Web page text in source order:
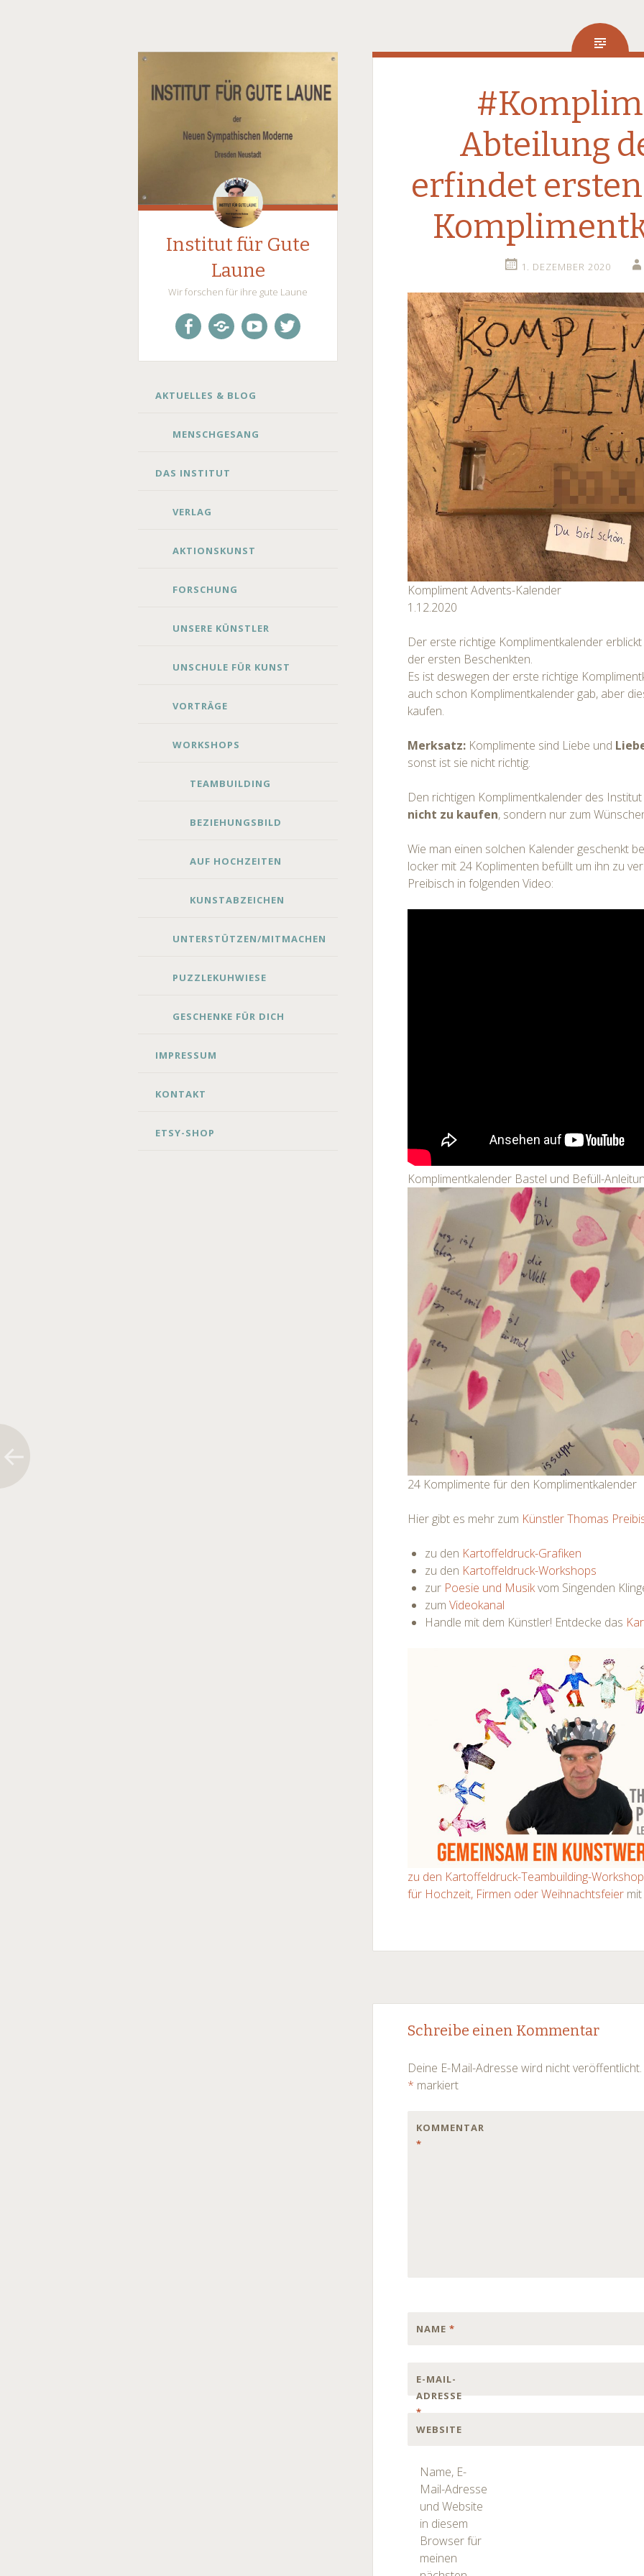
Institut für Gute
Laune
Wir forschen für ihre gute Laune
SKIP
AKTUELLES & BLOG
MENSCHGESANG
DAS INSTITUT
VERLAG
AKTIONSKUNST
FORSCHUNG
UNSERE KÜNSTLER
UNSCHULE FÜR KUNST
VORTRÄGE
WORKSHOPS
TEAMBUILDING
BEZIEHUNGSBILD
AUF HOCHZEITEN
KUNSTABZEICHEN
UNTERSTÜTZEN/MITMACHEN
PUZZLEKUHWIESE
GESCHENKE FÜR DICH
IMPRESSUM
KONTAKT
ETSY-SHOP
Abteilung
erfindet
1. DEZEMBER 2020
Kompliment Advents-Kalender
1.12.2020
Der erste richtige Komplimentkalender
der ersten Beschenkten.
Es ist deswegen der erste richtige
auch schon Komplimentkalender gab, aber
kaufen.
Merksatz: Komplimente sind Liebe und
sonst ist sie nicht richtig.
Den richtigen Komplimentkalender des
nicht zu kaufen, sondern nur zum
Wie man einen solchen Kalender geschenkt
locker mit 24 Koplimenten befüllt um ihn zu
Preibisch in folgenden Video:
Komplimentkalender Bastel und Befüll-
24 Komplimente für den Komplimentkalender
Hier gibt es mehr zum Künstler Thomas
zu den Kartoffeldruck-Grafiken
zu den Kartoffeldruck-Workshops
zur Poesie und Musikvom Singenden
zumVideokanal
Handle mit dem Künstler! Entdecke das
zu den Kartoffeldruck-Teambuilding-
für Hochzeit, Firmen oder Weihnachtsfeier
Post
Schreibe einen Kommentar
Deine E-Mail-Adresse wird nicht veröffentlicht.
* markiert
KOMMENTAR
*
NAME*
E-MAIL-
ADRESSE
*
WEBSITE
Name, E-
Mail-Adresse
und Website
in diesem
Browser für
meinen